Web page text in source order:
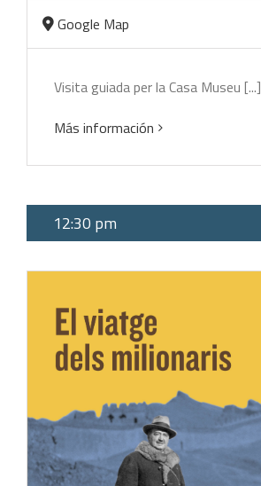
Google Map
Visita guiada per la Casa Museu [...]
Más información
12:30 pm